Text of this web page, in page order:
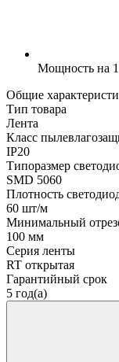
Мощность на
Общие
Тип товара
Лента
Класс
IP20
Типоразмер
SMD 5060
Плотность
60 шт/м
Минимальный
100 мм
Серия ленты
RT открытая
Гарантийный срок
5 год(а)